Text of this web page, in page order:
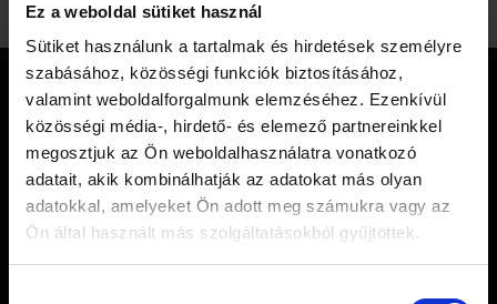
Ez a weboldal sütiket használ
Sütiket használunk a tartalmak és hirdetések személyre
szabásához, közösségi funkciók biztosításához,
valamint weboldalforgalmunk elemzéséhez. Ezenkívül
közösségi média-, hirdető- és elemező partnereinkkel
megosztjuk az Ön weboldalhasználatra vonatkozó
adatait, akik kombinálhatják az adatokat más olyan
adatokkal, amelyeket Ön adott meg számukra vagy az
Ön által használt más szolgáltatásokból gyűjtöttek.
KAPCSOLAT
MOYA TEA LIMITED
Tel.: +36 20 423 4149
×
Mielőtt elmész… 🍵
Feliratkozásért azonnal küldjük ajándékba a3